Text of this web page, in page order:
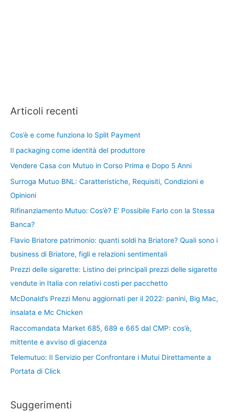
Articoli recenti
Cos’è e come funziona lo Split Payment
Il packaging come identità del produttore
Vendere Casa con Mutuo in Corso Prima e Dopo 5 Anni
Surroga Mutuo BNL: Caratteristiche, Requisiti, Condizioni e
Opinioni
Rifinanziamento Mutuo: Cos’è? E’ Possibile Farlo con la Stessa
Banca?
Flavio Briatore patrimonio: quanti soldi ha Briatore? Quali sono i
business di Briatore, figli e relazioni sentimentali
Prezzi delle sigarette: Listino dei principali prezzi delle sigarette
vendute in Italia con relativi costi per pacchetto
McDonald’s Prezzi Menu aggiornati per il 2022: panini, Big Mac,
insalata e Mc Chicken
Raccomandata Market 685, 689 e 665 dal CMP: cos’è,
mittente e avviso di giacenza
Telemutuo: Il Servizio per Confrontare i Mutui Direttamente a
Portata di Click
Suggerimenti